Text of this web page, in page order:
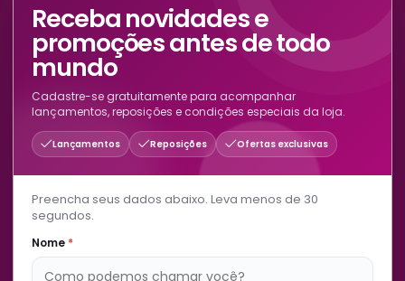
Avaliações de Clientes
Lindos estou apaixonada
Michelle - 3299779808
Receba novidades e
promoções antes de todo
mundo
Cadastre-se gratuitamente para acompanhar
lançamentos, reposições e condições especiais da loja.
Lançamentos Reposições Ofertas exclusivas
Preencha seus dados abaixo. Leva menos de 30
segundos.
Nome *